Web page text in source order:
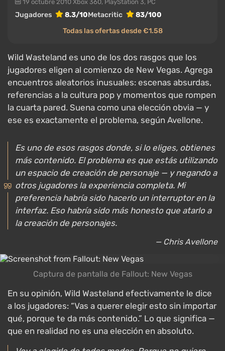
19 octubre 2010 Xbox 360, PlayStation 3, PC
Jugadores 8.3/10Metacritic
83/100
Todas las ofertas desde €1.58
Wild Wasteland es uno de los dos rasgos que los
jugadores eligen al comienzo de New Vegas. Agrega
encuentros aleatorios inusuales: escenas absurdas,
referencias a la cultura pop y momentos que rompen
la cuarta pared. Suena como una elección obvia — y
ese es exactamente el problema, según Avellone.
Es uno de esos rasgos donde, si lo eliges, obtienes
más contenido. El problema es que estás utilizando
un espacio de creación de personaje — y negando a
otros jugadores la experiencia completa. Mi
preferencia habría sido hacerlo un interruptor en la
interfaz. Eso habría sido más honesto que atarlo a
la creación de personajes.
— Chris Avellone
Captura de pantalla de Fallout: New Vegas
En su opinión, Wild Wasteland efectivamente le dice
a los jugadores: “Vas a querer elegir esto sin importar
qué, porque te da más contenido.” Lo que significa —
que en realidad no es una elección en absoluto.